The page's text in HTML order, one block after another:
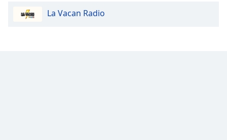
Opacity La Vacan Radio